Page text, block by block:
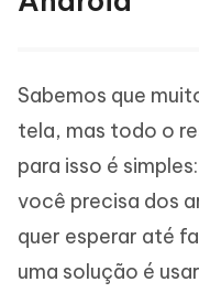
Sabemos que
tela, mas todo o
para isso é
você precisa dos
quer esperar até
uma solução é